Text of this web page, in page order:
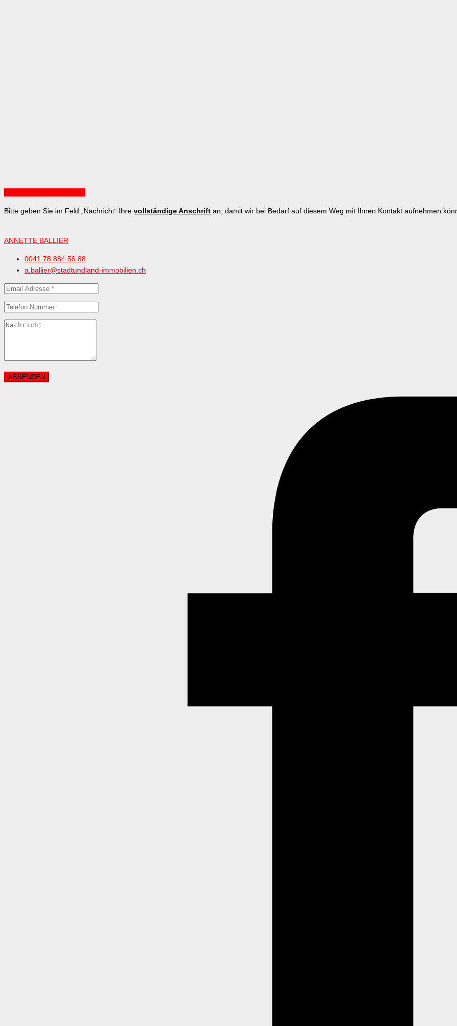
Bitte geben Sie im Feld „Nachricht“ Ihre vollständige Anschrift an, damit wir bei Bedarf auf diesem Weg mit Ihnen Kontakt aufnehmen
ANNETTE BALLIER
0041 78 884 56 88
a.ballier@stadtundland-immobilien.ch